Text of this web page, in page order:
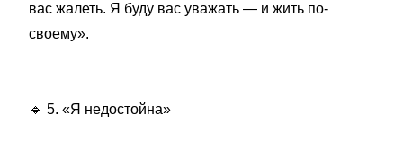
вас жалеть. Я буду вас уважать — и жить по-
своему».
🔹 5. «Я недостойна»